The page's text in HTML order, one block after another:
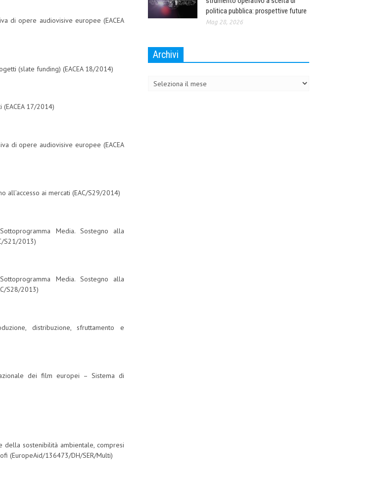
di opere audiovisive europee (EACEA
(slate funding) (EACEA 18/2014)
17/2014)
di opere audiovisive europee (EACEA
ai mercati (EAC/S29/2014)
Media. Sostegno alla
S21/2013)
Media. Sostegno alla
S28/2013)
distribuzione, sfruttamento e
dei film europei – Sistema di
della sostenibilità ambientale, compresi
(EuropeAid/136473/DH/SER/Multi)
politica pubblica: prospettive future
Mag 28, 2026
Archivi